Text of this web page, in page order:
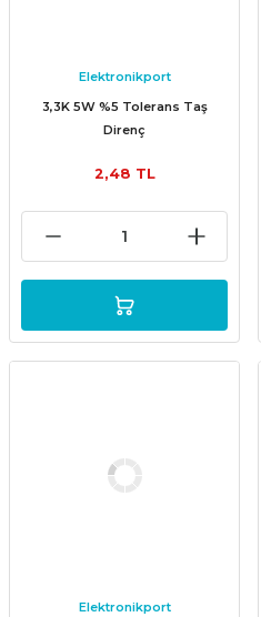
Elektronikport
3,3K 5W %5 Tolerans Taş
Direnç
2,48 TL
Elektronikport